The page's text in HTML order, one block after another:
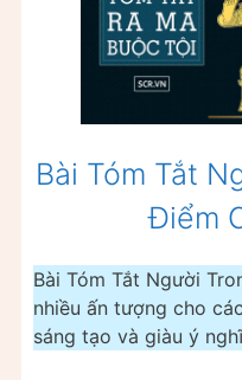
Bài Tóm Tắt
Điểm
Bài Tóm Tắt Người
nhiều ấn tượng cho
sáng tạo và giàu ý